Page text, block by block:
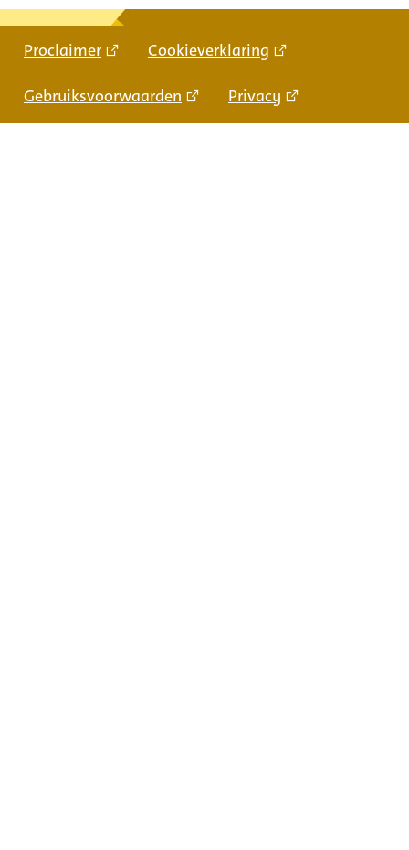
Proclaimer Cookieverklaring
Gebruiksvoorwaarden Privacy